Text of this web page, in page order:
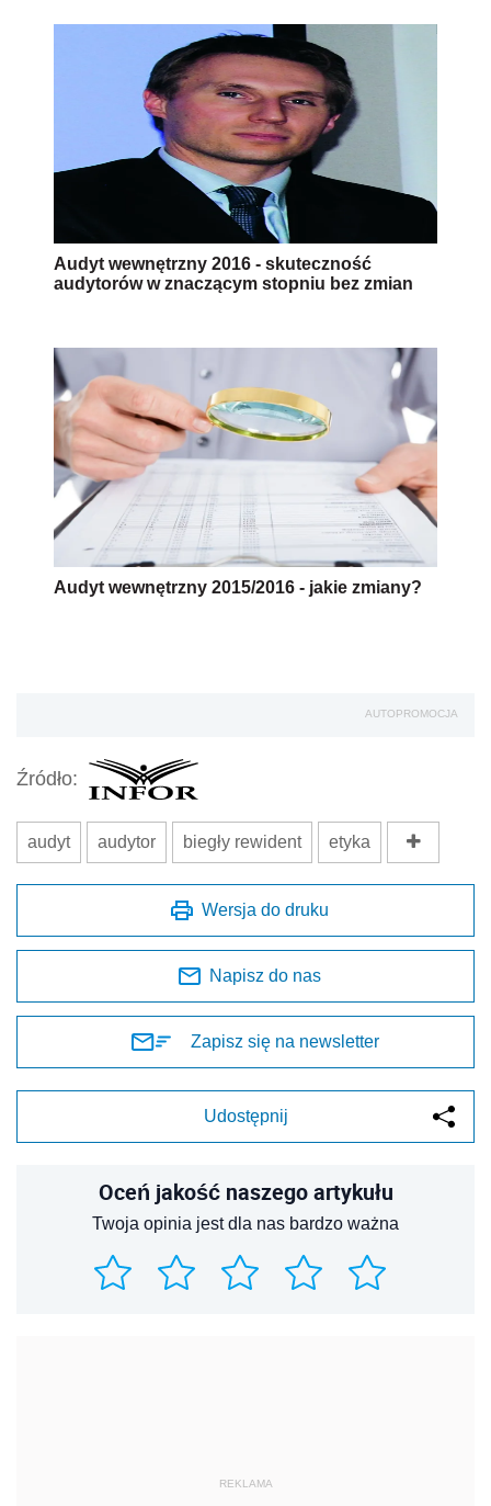
Audyt wewnętrzny 2016 - skuteczność
audytorów w znaczącym stopniu bez zmian
Audyt wewnętrzny 2015/2016 - jakie zmiany?
AUTOPROMOCJA
Źródło:
audyt audytor biegły rewident etyka
Wersja do druku
Napisz do nas
Zapisz się na newsletter
Udostępnij
Oceń jakość naszego artykułu
Twoja opinia jest dla nas bardzo ważna
REKLAMA